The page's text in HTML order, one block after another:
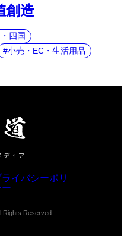
創造
四国
小売・EC・生活用品
ディア
ライバシーポリ
ー
Rights Reserved.